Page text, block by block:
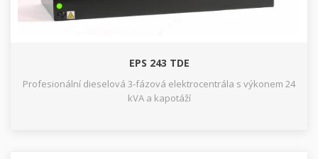
EPS 243 TDE
Profesionální dieselová 3-fázová elektrocentrála s výkonem 24
kVA a kapotáží